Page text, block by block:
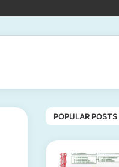
POPULAR POSTS